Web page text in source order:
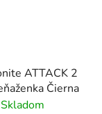
ATTACK 2
Čierna
Skladom